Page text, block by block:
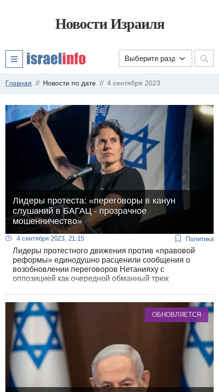
Новости Израиля
Главная Новости по дате 4 сентября 2023
Лидеры протеста: «переговоры в канун
слушаний в БАГАЦ - прозрачное
мошенничество»
4 сентября 2023, 21:15 Политика
Лидеры протестного движения против «правовой
реформы» единодушно расценили сообщения о
возобновлении переговоров Нетанияху с
оппозицией как очередной обманный трюк
«Интенсивные переговоры накануне слушаний в
БАГАЦ - это прозрачное и грязное мошенничество»,
- заявили в штабе движения «Хофши Беарцейну».
ОБНОВЛЯЕТСЯ